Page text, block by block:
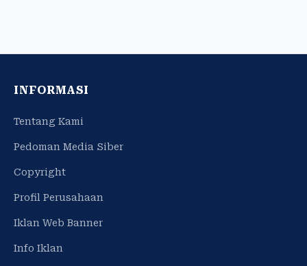
INFORMASI
Tentang Kami
Pedoman Media Siber
Copyright
Profil Perusahaan
Iklan Web Banner
Info Iklan